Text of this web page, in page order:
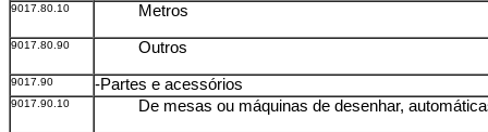
9017.80.10 Metros
9017.80.90 Outros
9017.90 -Partes e acessórios
9017.90.10 De mesas ou máquinas de desenhar,